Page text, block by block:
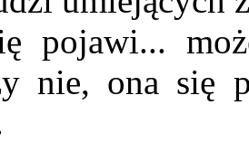
pojawi...
nie, ona się